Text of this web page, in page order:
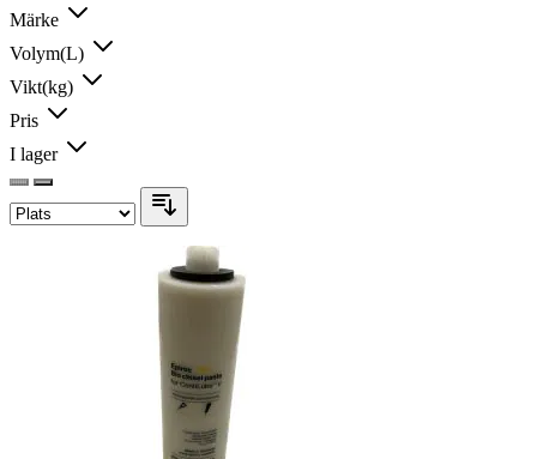
Märke
Volym(L)
Vikt(kg)
Pris
I lager